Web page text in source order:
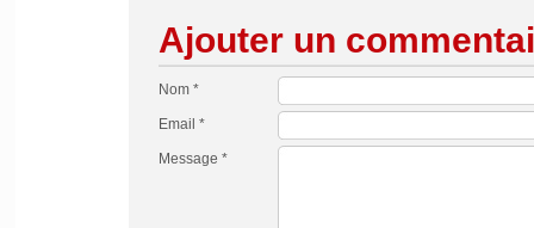
Ajouter un
Nom *
Email *
Message *